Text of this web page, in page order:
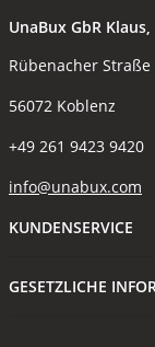
UnaBux GbR
Rübenacher Straße
56072 Koblenz
+49 261 9423 9420
info@unabux.com
KUNDENSERVICE
GESETZLICHE